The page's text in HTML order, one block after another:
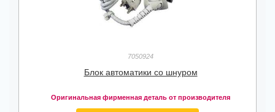
7050924
Блок автоматики со шнуром
Оригинальная фирменная деталь от производителя